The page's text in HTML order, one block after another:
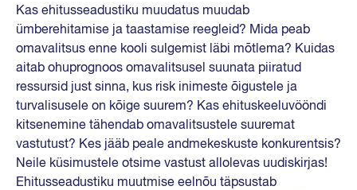
Kas ehitusseadustiku muudatus muudab
ümberehitamise ja taastamise reegleid? Mida peab
omavalitsus enne kooli sulgemist läbi mõtlema? Kuidas
aitab ohuprognoos omavalitsusel suunata piiratud
ressursid just sinna, kus risk inimeste õigustele ja
turvalisusele on kõige suurem? Kas ehituskeeluvööndi
kitsenemine tähendab omavalitsustele suuremat
vastutust? Kes jääb peale andmekeskuste konkurentsis?
Neile küsimustele otsime vastust allolevas uudiskirjas!
Ehitusseadustiku muutmise eelnõu täpsustab